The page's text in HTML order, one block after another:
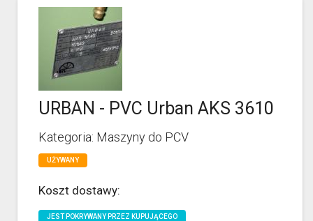
URBAN - PVC Urban AKS 3610
Kategoria: Maszyny do PCV
UŻYWANY
Koszt dostawy:
JEST POKRYWANY PRZEZ KUPUJĄCEGO